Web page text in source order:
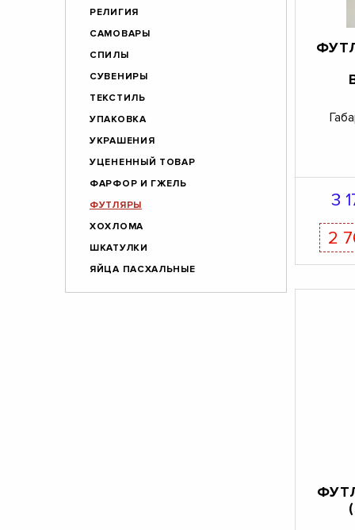
РЕЛИГИЯ
САМОВАРЫ
СПИЛЫ
СУВЕНИРЫ
ТЕКСТИЛЬ
УПАКОВКА
УКРАШЕНИЯ
УЦЕНЕННЫЙ ТОВАР
ФАРФОР И ГЖЕЛЬ
ФУТЛЯРЫ
ХОХЛОМА
ШКАТУЛКИ
ЯЙЦА ПАСХАЛЬНЫЕ
3
2